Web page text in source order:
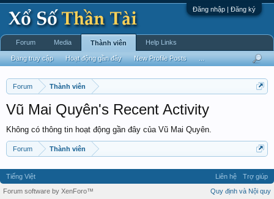
Đăng nhập | Đăng ký
Forum Thành viên
Vũ Mai Quyên's Recent Activity
Không có thông tin hoạt động gần đây của Vũ Mai Quyên.
Forum Thành viên
Forum Media Thành viên
Đang truy cập Hoạt động gần đây New Profile Posts
Help Links
Tiếng Việt Liên hệ
Trợ giúp
Quy định và Nội quy
Forum software by XenForo™